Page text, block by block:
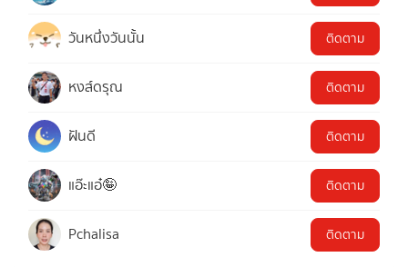
วันหนึ่งวันนั้น ติดตาม
หงส์ดรุณ ติดตาม
ฝันดี ติดตาม
แอ๊ะแอ๋🤪 ติดตาม
Pchalisa ติดตาม